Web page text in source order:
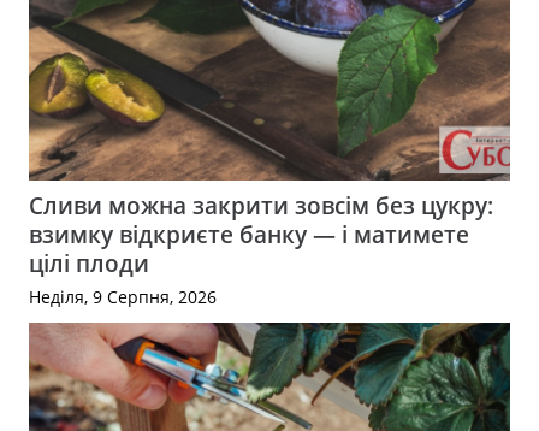
Сливи можна закрити зовсім без цукру:
взимку відкриєте банку — і матимете
цілі плоди
Неділя, 9 Серпня, 2026